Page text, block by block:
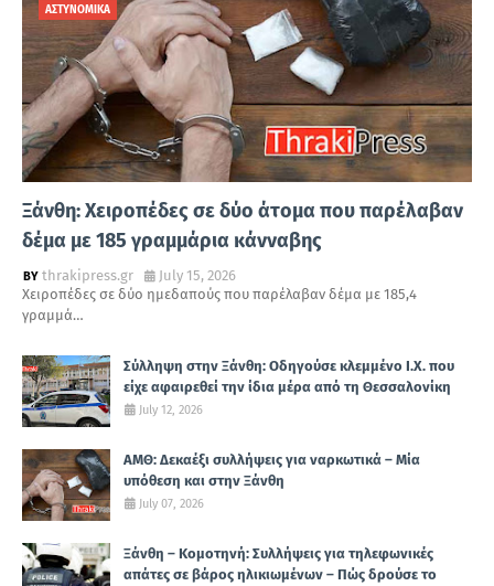
ΑΣΤΥΝΟΜΙΚΑ
Ξάνθη: Χειροπέδες σε δύο άτομα που παρέλαβαν
δέμα με 185 γραμμάρια κάνναβης
thrakipress.gr
July 15, 2026
Χειροπέδες σε δύο ημεδαπούς που παρέλαβαν δέμα με 185,4
γραμμά…
Σύλληψη στην Ξάνθη: Οδηγούσε κλεμμένο Ι.Χ. που
είχε αφαιρεθεί την ίδια μέρα από τη Θεσσαλονίκη
July 12, 2026
ΑΜΘ: Δεκαέξι συλλήψεις για ναρκωτικά – Μία
υπόθεση και στην Ξάνθη
July 07, 2026
Ξάνθη – Κομοτηνή: Συλλήψεις για τηλεφωνικές
απάτες σε βάρος ηλικιωμένων – Πώς δρούσε το